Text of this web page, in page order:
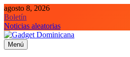
Saltar
al
contenido
agosto 8, 2026
Boletín
Noticias aleatorias
Gadget Dominicana
Gadgets, Autos y Tecnología de consumo
Menú